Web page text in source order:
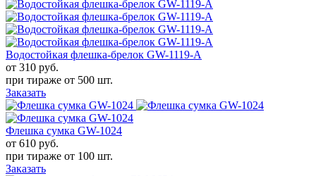
Водостойкая флешка-брелок GW-1119-A
от 310 руб.
при тираже от 500 шт.
Заказать
Флешка сумка GW-1024
от 610 руб.
при тираже от 100 шт.
Заказать